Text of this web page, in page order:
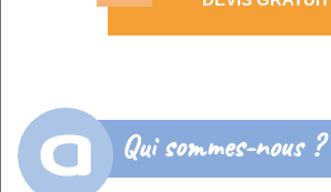
Qui sommes-nous ?